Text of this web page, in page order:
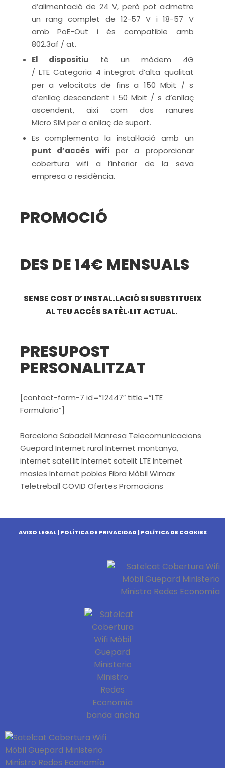
d’alimentació de 24 V, però pot admetre
un rang complet de 12-57 V i 18-57 V
amb PoE-Out i és compatible amb
802.3af / at.
El dispositiu té un mòdem 4G
/ LTE Categoria 4 integrat d’alta qualitat
per a velocitats de fins a 150 Mbit / s
d’enllaç descendent i 50 Mbit / s d’enllaç
ascendent, així com dos ranures
Micro SIM per a enllaç de suport.
Es complementa la instal·lació amb un
punt d’accés wifiper a proporcionar
cobertura wifi a l’interior de la seva
empresa o residència.
PROMOCIÓ
DES DE 14€ MENSUALS
SENSE COST D’ INSTAL.LACIÓ SI SUBSTITUEIX
AL TEU ACCÉS SATÈL·LIT ACTUAL.
PRESUPOST
PERSONALITZAT
[contact-form-7 id=”12447″ title=”LTE
Formulario”]
Barcelona Sabadell Manresa Telecomunicacions
Guepard Internet rural Internet montanya,
internet satel.lit Internet satelit LTE Internet
masies Internet pobles Fibra Mòbil Wimax
Teletreball COVID Ofertes Promocions
AVISO LEGAL| POLÍTICA DE PRIVACIDAD POLÍTICA DE COOKIES